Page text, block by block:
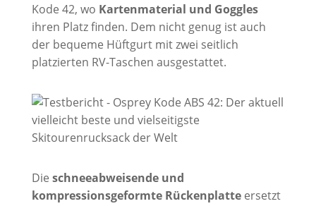
Kode 42, wo Kartenmaterial und Goggles
ihren Platz finden. Dem nicht genug ist auch
der bequeme Hüftgurt mit zwei seitlich
platzierten RV-Taschen ausgestattet.
Die schneeabweisende und
kompressionsgeformte Rückenplatteersetzt